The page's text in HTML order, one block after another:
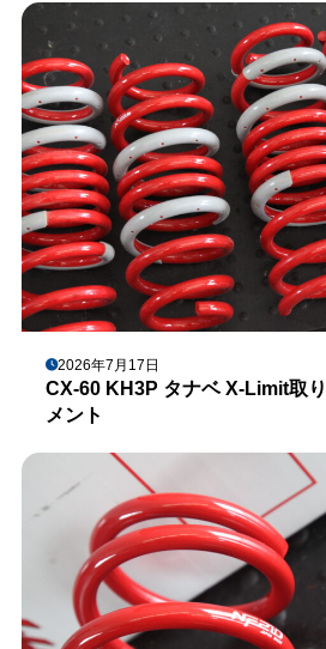
2026年7月17日
CX-60 KH3P タナベ X-Limit取
メント